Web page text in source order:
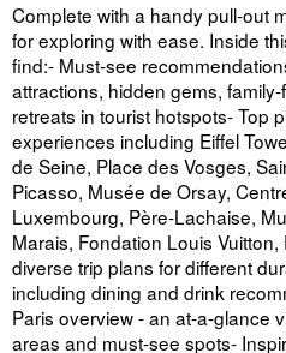
Complete with a handy pull-out
for exploring with ease. Inside
find:- Must-see
attractions, hidden gems,
retreats in tourist hotspots- Top
experiences including Eiffel
de Seine, Place des Vosges,
Picasso, Musée de Orsay,
Luxembourg, Père-Lachaise,
Marais, Fondation Louis
diverse trip plans for different
including dining and drink
Paris overview - an at-a-glance
areas and must-see spots-